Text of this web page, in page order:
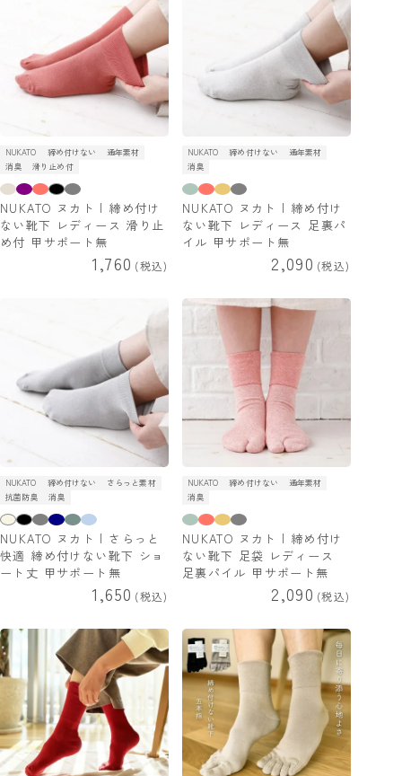
NUKATO 締め付けない
通年素材
消臭
滑り止め付
NUKATO ヌカト | 締め付け
ない靴下 レディース 滑り止
め付 甲サポート無
1,760 税込
NUKATO 締め付けない
通年素材
消臭
NUKATO ヌカト | 締め付け
ない靴下 レディース 足裏パ
イル 甲サポート無
2,090 税込
NUKATO 締め付けない
さらっと素材
抗菌防臭
消臭
NUKATO ヌカト | さらっと
快適 締め付けない靴下 ショ
ート丈 甲サポート無
1,650 税込
NUKATO 締め付けない
通年素材
消臭
NUKATO ヌカト | 締め付け
ない靴下 足袋 レディース
足裏パイル 甲サポート無
2,090 税込